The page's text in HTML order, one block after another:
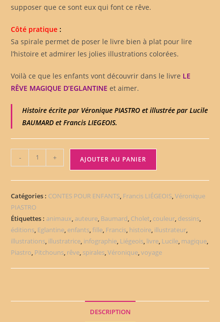
supposer que ce sont eux qui font ce rêve.
Côté pratique :
Sa spirale permet de poser le livre bien à plat pour lire
l’histoire et admirer les jolies illustrations colorées.
Voilà ce que les enfants vont découvrir dans le livre LE
RÊVE MAGIQUE D’EGLANTINE et aimer.
Histoire écrite par Véronique PIASTRO et illustrée par Lucile
BAUMARD et Francis LIEGEOIS.
- + AJOUTER AU PANIER
Catégories : CONTES POUR ENFANTS, Francis LIÉGEOIS,Véronique
PIASTRO
Étiquettes : animaux, auteure, Baumard, Cholet, couleur, dessins,
éditions, Eglantine, enfants,fille, Francis, histoire, illustrateur,
illustrations, illustratrice, infographie, Liégeois, livre, Lucile, magique,
Piastro, Pitchouns, rêve, spirales,Véronique,voyage
DESCRIPTION